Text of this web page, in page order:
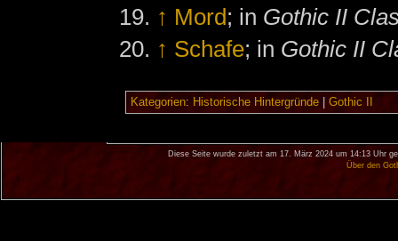
↑ Mord; in Gothic II
↑ Schafe; in Gothic II
Kategorien: Historische Hintergründe| Gothic II
Diese Seite wurde zuletzt am 17. März 2024 um 14:13 Uhr
Über den